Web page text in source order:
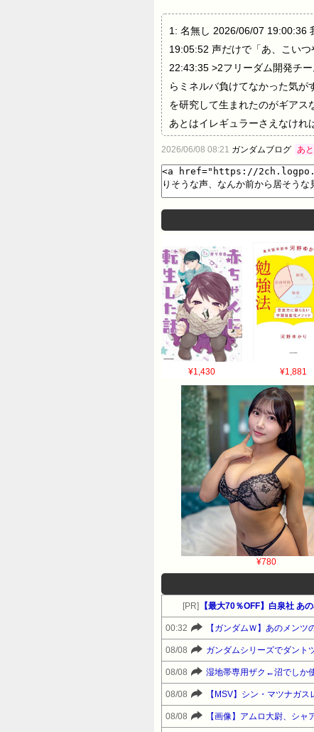
1: 名無し 2026/06/07 19:00:36
19:05:52 声だけで「あ、こい
22:43:35 >2フリーダム開発チ
らミネルバ負けてなかった気
を研究して生まれたのがギア
あとはイレギュラーさえなけ
気がする… 45: 名無し 2026/
キャラなんだろうな)...…
2026/06/08 08:21 ガンダムブログ あ
¥1,430 ¥1,881
¥780
[PR] 【最大70％OFF】白泉社 あ
00:32 【ガンダムＷ】あのメン
08/08 ガンダムシリーズでダント
08/08 湿地帯専用ザク←沼でしか
08/08 【MSV】シン・マツナガ
08/08 【画像】アムロ大尉、シ